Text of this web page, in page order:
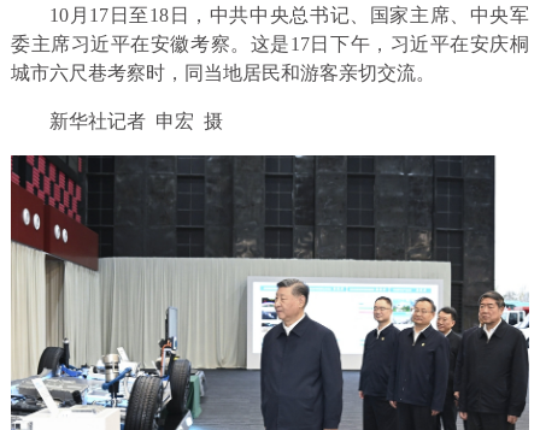
10月17日至18日，中共中央总书记、国家主席、中央军
委主席习近平在安徽考察。这是17日下午，习近平在安庆桐
城市六尺巷考察时，同当地居民和游客亲切交流。
新华社记者 申宏 摄